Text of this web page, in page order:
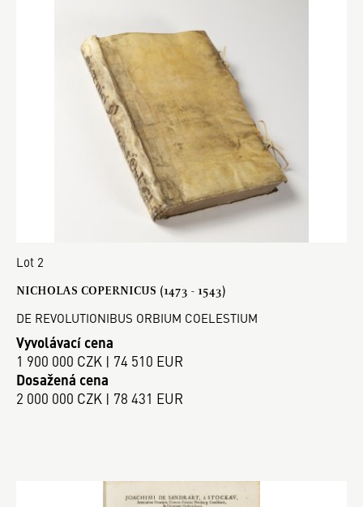
Lot 2
NICHOLAS COPERNICUS (1473 - 1543)
DE REVOLUTIONIBUS ORBIUM COELESTIUM
Vyvolávací cena
1 900 000 CZK | 74 510 EUR
Dosažená cena
2 000 000 CZK | 78 431 EUR